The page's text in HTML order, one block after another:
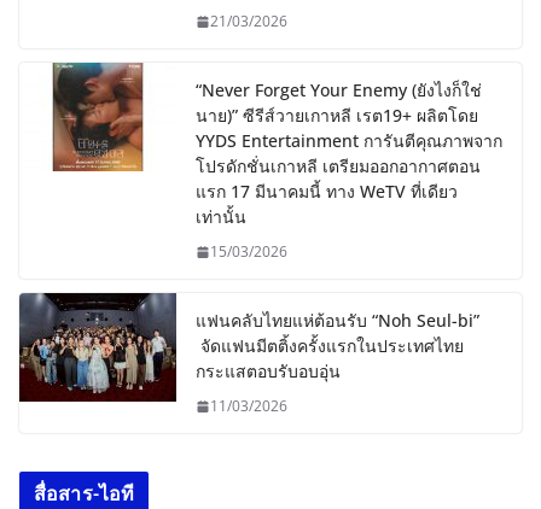
21/03/2026
“Never Forget Your Enemy (ยังไงก็ใช่
นาย)” ซีรีส์วายเกาหลี เรต19+ ผลิตโดย
YYDS Entertainment การันตีคุณภาพจาก
โปรดักชั่นเกาหลี เตรียมออกอากาศตอน
แรก 17 มีนาคมนี้ ทาง WeTV ที่เดียว
เท่านั้น
15/03/2026
แฟนคลับไทยแห่ต้อนรับ “Noh Seul-bi”
จัดแฟนมีตติ้งครั้งแรกในประเทศไทย
กระแสตอบรับอบอุ่น
11/03/2026
สื่อสาร-ไอที